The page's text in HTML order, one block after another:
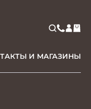
И МАГАЗИНЫ